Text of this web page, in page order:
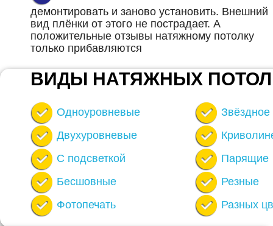
демонтировать и заново установить. Внешний
вид плёнки от этого не пострадает. А
положительные отзывы натяжному потолку
только прибавляются
ВИДЫ НАТЯЖНЫХ
Одноуровневые
Двухуровневые
С подсветкой
Бесшовные
Фотопечать
Звёздное
Парящие
Резные
Разных